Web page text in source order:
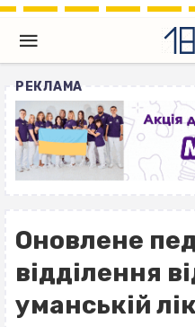
РЕКЛАМА
Оновлене
відділення
уманській